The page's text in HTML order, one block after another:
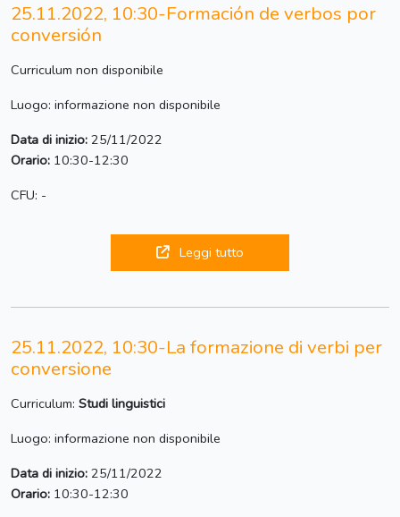
25.11.2022, 10:30-Formación de verbos por
conversión
Curriculum non disponibile
Luogo: informazione non disponibile
Data di inizio: 25/11/2022
Orario: 10:30-12:30
CFU: -
Leggi tutto
25.11.2022, 10:30-La formazione di verbi per
conversione
Curriculum: Studi linguistici
Luogo: informazione non disponibile
Data di inizio: 25/11/2022
Orario: 10:30-12:30